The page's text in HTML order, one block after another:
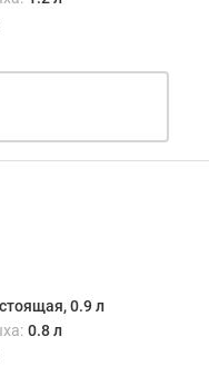
0.9 л
0.8 л